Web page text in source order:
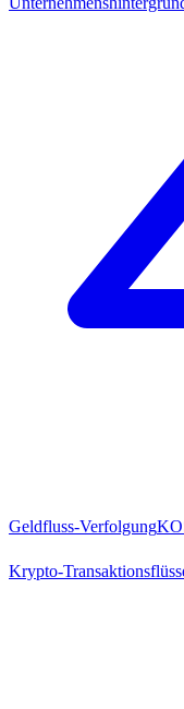
Geldfluss-Verfolgung
Krypto-